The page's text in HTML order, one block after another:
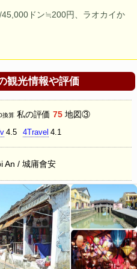
ドン≒200円、ラオカイか
観光情報や評価
換算 私の評価 75 地図③
4.5 4Travel 4.1
An / 城庯會安